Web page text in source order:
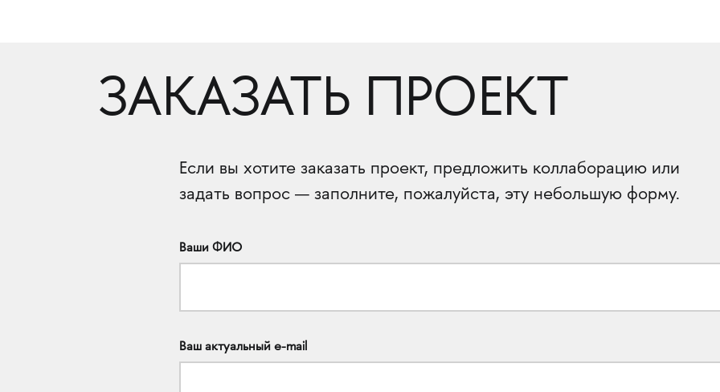
ЗАКАЗАТЬ ПРОЕКТ
Если вы хотите заказать проект, предложить коллаборацию или
задать вопрос — заполните, пожалуйста, эту небольшую форму.
Ваши ФИО
Ваш актуальный e-mail